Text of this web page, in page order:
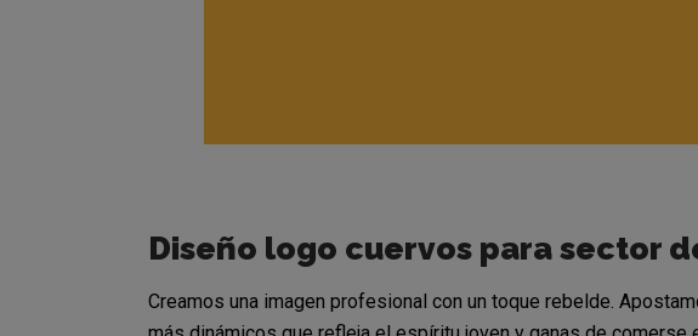
Diseño logo cuervos para sector
Creamos una imagen profesional con un toque rebelde.